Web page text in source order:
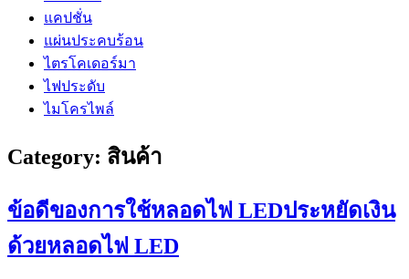
แคปชั่น
แผ่นประคบร้อน
ไตรโคเดอร์มา
ไฟประดับ
ไมโครไพล์
Category: สินค้า
ข้อดีของการใช้หลอดไฟ LEDประหยัดเงิน
ด้วยหลอดไฟ LED